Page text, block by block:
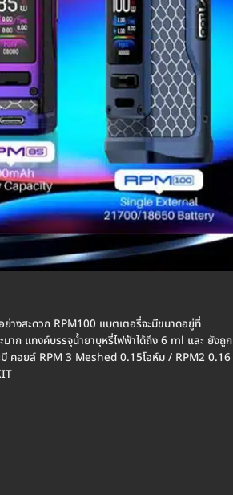
างสะดวก RPM100 แบตเตอรี่จะมีขนาดอยู่ที่
าก แทงค์บรรจุน้ำยาบุหรี่ไฟฟ้าได้ถึง 6 ml และ ยังถูก
มี คอยล์ RPM 3 Meshed 0.15โอห์ม / RPM2 0.16